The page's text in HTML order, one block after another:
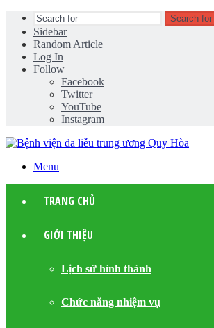
Search for
Sidebar
Random Article
Log In
Follow
Facebook
Twitter
YouTube
Instagram
Menu
TRANG CHỦ
GIỚI THIỆU
Lịch sử hình thành
Chức năng nhiệm vụ